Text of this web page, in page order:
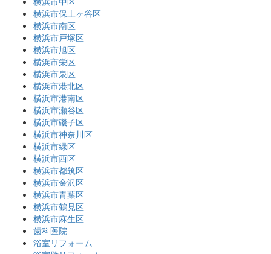
横浜市保土ヶ谷区
横浜市南区
横浜市戸塚区
横浜市旭区
横浜市栄区
横浜市泉区
横浜市港北区
横浜市港南区
横浜市瀬谷区
横浜市磯子区
横浜市神奈川区
横浜市緑区
横浜市西区
横浜市都筑区
横浜市金沢区
横浜市青葉区
横浜市鶴見区
横浜市麻生区
歯科医院
浴室リフォーム